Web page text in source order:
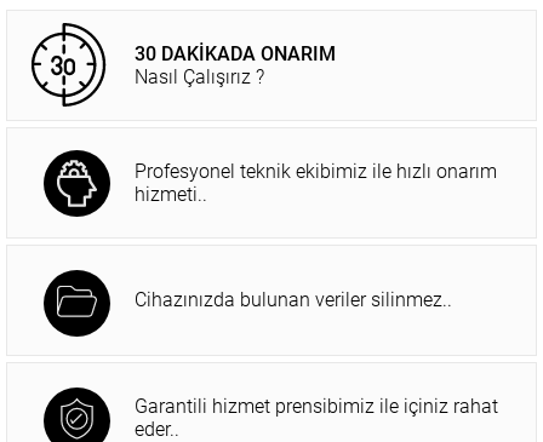
30 DAKİKADA ONARIM
Nasıl Çalışırız ?
Profesyonel teknik ekibimiz ile hızlı onarım
hizmeti..
Cihazınızda bulunan veriler silinmez..
Garantili hizmet prensibimiz ile içiniz rahat
eder..